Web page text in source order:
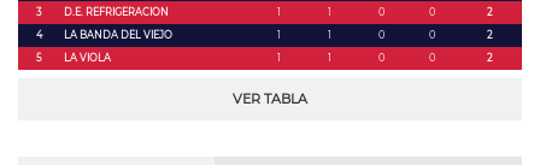
3
D.E. REFRIGERACION 1 1 0 0
2
4
LA BANDA DEL VIEJO 1 1 0 0
2
5
LA VIOLA 1 1 0 0 2
VER TABLA